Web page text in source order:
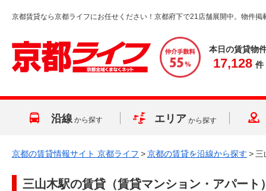
京都賃貸なら京都ライフにお任せください！京都府下で21店舗展開中。物件掲
本日の賃貸物
17,128 件
沿線 から探す エリア から探す
京都の賃貸情報サイト 京都ライフ >京都の賃貸を沿線から探す > 三
三山木駅の賃貸（賃貸マンション・アパート